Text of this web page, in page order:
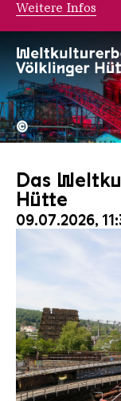
©
Das
Hütte
09.07.2026,
Weitere Infos